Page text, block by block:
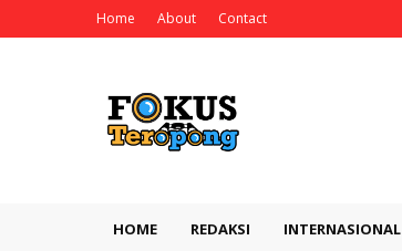
Home About Contact
HOME REDAKSI INTERNASIONAL